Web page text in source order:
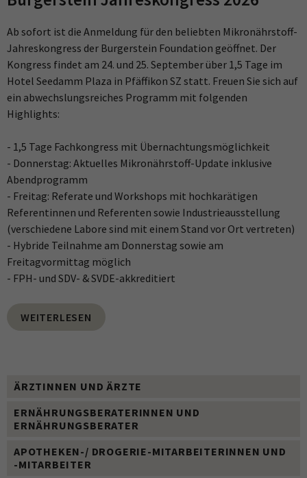
Ab sofort ist die Anmeldung für den beliebten Mikronährstoff-
Jahreskongress der Burgerstein Foundation geöffnet. Der
Kongress findet am 24. und 25. September über 1,5 Tage im
Hotel Seedamm Plaza in Pfäffikon SZ statt. Freuen Sie sich auf
ein abwechslungsreiches Programm mit folgenden
Highlights:
- 1,5 Tage Fachkongress mit Übernachtungsmöglichkeit
- Donnerstag: Aktuelles Mikronährstoff-Update inklusive
Abendprogramm
- Freitag: Referate und Workshops mit hochkarätigen
Referentinnen und Referenten sowie Industrieausstellung
(verschiedene Labore sind mit einem Stand vor Ort vertreten)
- Hybride Teilnahme am Donnerstag sowie am
Freitagvormittag möglich
- FPH- und SDV- & SVDE-akkreditiert
WEITERLESEN
ÄRZTINNEN UND ÄRZTE
ERNÄHRUNGSBERATERINNEN UND
ERNÄHRUNGSBERATER
APOTHEKEN-/ DROGERIE-MITARBEITERINNEN UND
-MITARBEITER